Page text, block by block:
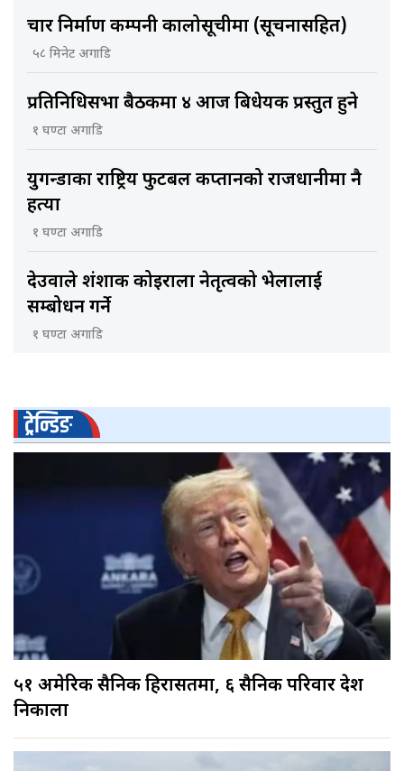
चार निर्माण कम्पनी कालोसूचीमा (सूचनासहित)
५८ मिनेट अगाडि
प्रतिनिधिसभा बैठकमा ४ आज बिधेयक प्रस्तुत हुने
१ घण्टा अगाडि
युगन्डाका राष्ट्रिय फुटबल कप्तानको राजधानीमा नै
हत्या
१ घण्टा अगाडि
देउवाले शंशाक कोइराला नेतृत्वको भेलालाई
सम्बोधन गर्ने
१ घण्टा अगाडि
ट्रेन्डिङ
५१ अमेरिकी सैनिक हिरासतमा, ६ सैनिक परिवार देश
निकाला